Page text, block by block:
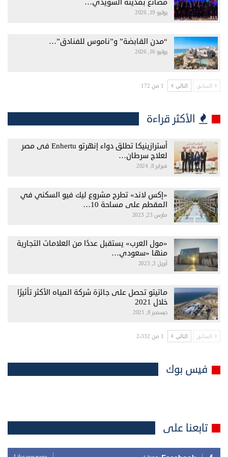
مصانع بمدينة السويدي…
يوليو 19, 2026
“مدن القابضة” و”ناموس للفنادق”…
يوليو 16, 2026
السابق التالي 1 من 172
الأكثر قراءة
أسترازينيكا تطلق دواء إنهرتو Enhertu فى مصر
لعلاج سرطان…
فبراير 8, 2024
«إكس لاند» تطرح مشروع ليك فيو السكني في
المقطم على مساحة 10…
مارس 23, 2023
«مول العرب» يستقبل عددًا من العلامات التجارية
منها «سعودي…
أبريل 3, 2023
ماتيتو تحصل على جائزة شركة المياه الأكثر تأثيرًا
خلال 2021
ديسمبر 8, 2021
السابق التالي 1 من 2٬332
فيس بوك
تابعنا على